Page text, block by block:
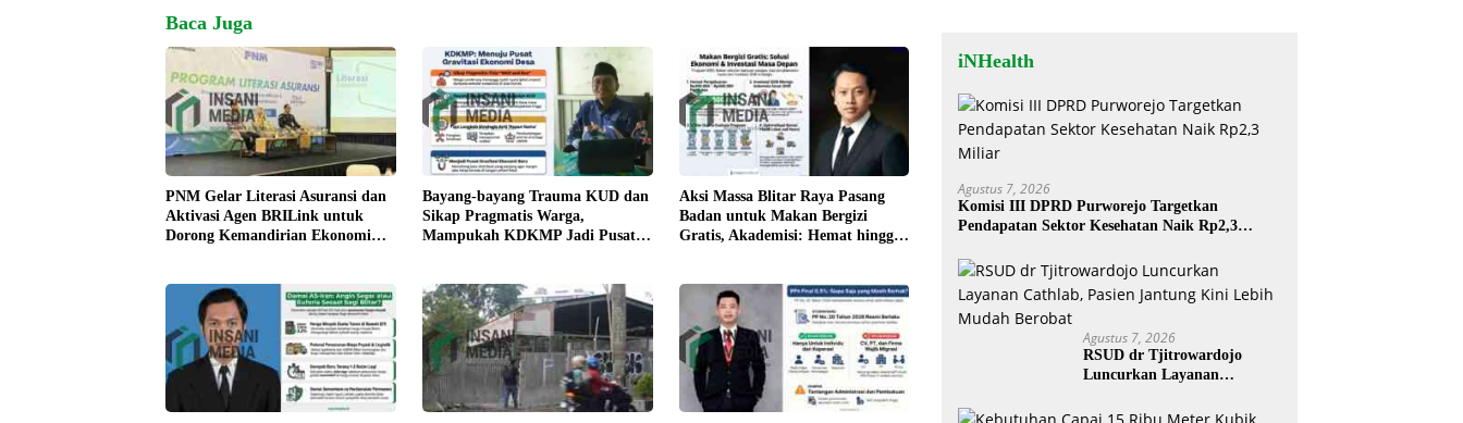
Baca Juga
PNM Gelar Literasi Asuransi dan
Aktivasi Agen BRILink untuk
Dorong Kemandirian Ekonomi
Bayang-bayang Trauma KUD dan
Sikap Pragmatis Warga,
Mampukah KDKMP Jadi Pusat
Aksi Massa Blitar Raya Pasang
Badan untuk Makan Bergizi
Gratis, Akademisi: Hemat hingga
iNHealth
Agustus 7, 2026
Komisi III DPRD Purworejo Targetkan
Pendapatan Sektor Kesehatan Naik Rp2,3
Agustus 7, 2026
RSUD dr Tjitrowardojo
Luncurkan Layanan
Lebih Mudah Berobat